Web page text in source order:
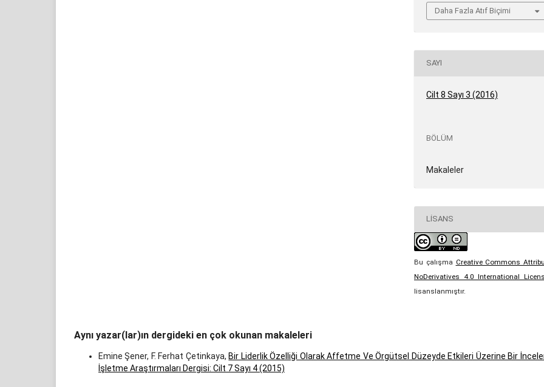
Daha Fazla Atıf Biçimi
SAYI
Cilt 8 Sayı 3 (2016)
BÖLÜM
Makaleler
LISANS
Bu çalışma Creative Commons
NoDerivatives 4.0 International
lisanslanmıştır.
Aynı yazar(lar)ın dergideki en çok okunan makaleleri
Emine Şener, F. Ferhat Çetinkaya, Bir Liderlik Özelliği Olarak Affetme Ve Örgütsel Düzeyde Etkileri Üzerine Bir
İşletme Araştırmaları Dergisi: Cilt 7 Sayı 4 (2015)